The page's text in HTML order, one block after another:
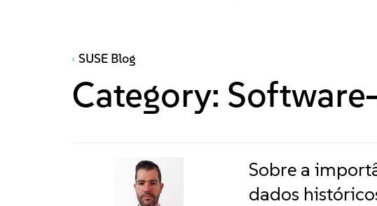
SUSE Blog
Category:
Sobre a
dados